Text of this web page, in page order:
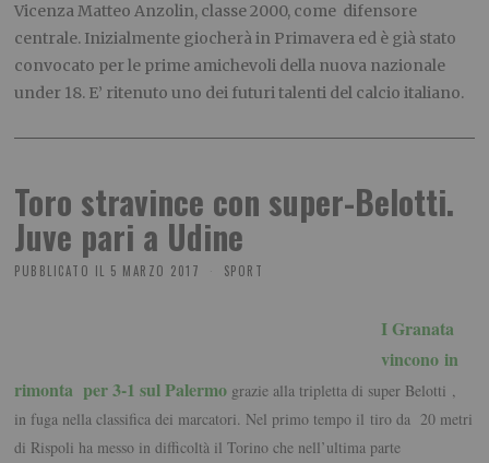
Vicenza Matteo Anzolin, classe 2000, come difensore
centrale. Inizialmente giocherà in Primavera ed è già stato
convocato per le prime amichevoli della nuova nazionale
under 18. E’ ritenuto uno dei futuri talenti del calcio italiano.
Toro stravince con super-Belotti.
Juve pari a Udine
PUBBLICATO IL 5 MARZO 2017 SPORT
I Granata
vincono in
rimonta per 3-1 sul Palermo grazie alla tripletta di super Belotti ,
in fuga nella classifica dei marcatori. Nel primo tempo il tiro da 20 metri
di Rispoli ha messo in difficoltà il Torino che nell’ultima parte